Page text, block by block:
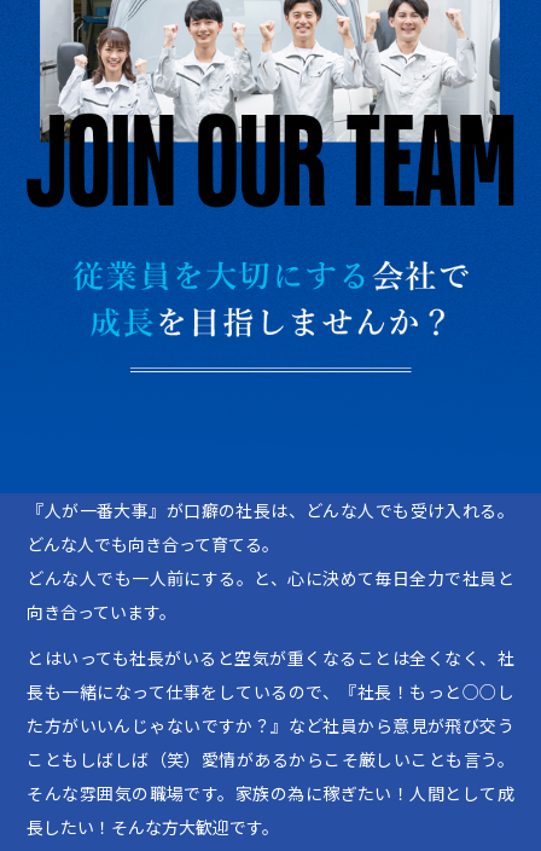
『人が一番大事』が口癖の社長は、どんな人でも受け入れる。
どんな人でも向き合って育てる。
どんな人でも一人前にする。と、心に決めて毎日全力で社員と
向き合っています。
とはいっても社長がいると空気が重くなることは全くなく、社
長も一緒になって仕事をしているので、『社長！もっと○○し
た方がいいんじゃないですか？』など社員から意見が飛び交う
こともしばしば（笑）愛情があるからこそ厳しいことも言う。
そんな雰囲気の職場です。家族の為に稼ぎたい！人間として成
長したい！そんな方大歓迎です。